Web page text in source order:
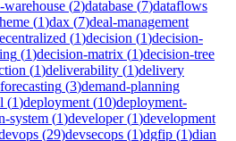
warehouse (2)database (7)dataflows
(1)dax (7)deal-management
(1)decision (1)decision-
(1)decision-matrix (1)decision-tree
(1)deliverability (1)delivery
(3)demand-planning
(1)deployment (10)deployment-
system (1)developer(1)development
(29)devsecops (1)dgfip (1)dian